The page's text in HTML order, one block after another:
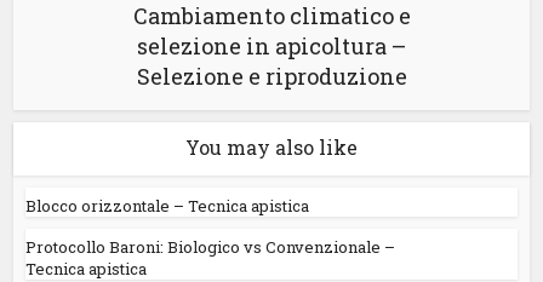
Cambiamento climatico e
selezione in apicoltura –
Selezione e riproduzione
You may also like
Blocco orizzontale – Tecnica apistica
Protocollo Baroni: Biologico vs Convenzionale –
Tecnica apistica